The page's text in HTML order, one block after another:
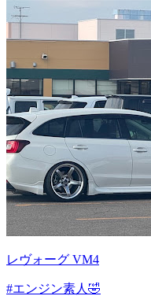
レヴォーグ VM4
#エンジン素人🤣